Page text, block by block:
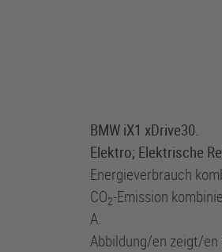
BMW iX1 xDrive30.
Elektro; Elektrische
Energieverbrauch
CO2-Emission
A.
Abbildung/en zeigt/